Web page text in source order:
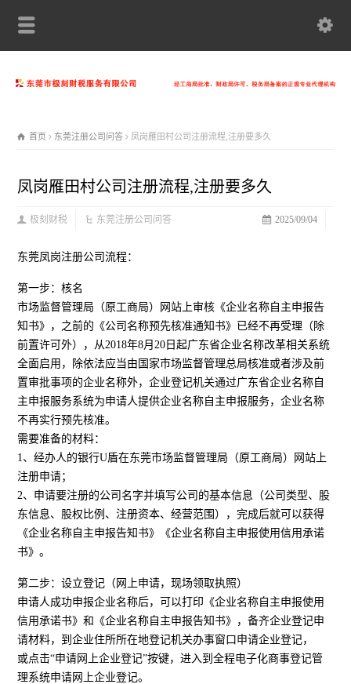
首页 东莞注册公司问答 凤岗雁田村公司注册流程,注册要多久
凤岗雁田村公司注册流程,注册要多久
2025/09/04
极刻财税 东莞注册公司问答
东莞凤岗注册公司流程：
第一步：核名
市场监督管理局（原工商局）网站上审核《企业名称自主申报告
知书》，之前的《公司名称预先核准通知书》已经不再受理（除
前置许可外），从2018年8月20日起广东省企业名称改革相关系统
全面启用，除依法应当由国家市场监督管理总局核准或者涉及前
置审批事项的企业名称外，企业登记机关通过广东省企业名称自
主申报服务系统为申请人提供企业名称自主申报服务，企业名称
不再实行预先核准。
需要准备的材料：
1、经办人的银行U盾在东莞市场监督管理局（原工商局）网站上
注册申请；
2、申请要注册的公司名字并填写公司的基本信息（公司类型、股
东信息、股权比例、注册资本、经营范围），完成后就可以获得
《企业名称自主申报告知书》《企业名称自主申报使用信用承诺
书》。
第二步：设立登记（网上申请，现场领取执照）
申请人成功申报企业名称后，可以打印《企业名称自主申报使用
信用承诺书》和《企业名称自主申报告知书》，备齐企业登记申
请材料，到企业住所所在地登记机关办事窗口申请企业登记，
或点击“申请网上企业登记”按键，进入到全程电子化商事登记管
理系统申请网上企业登记。